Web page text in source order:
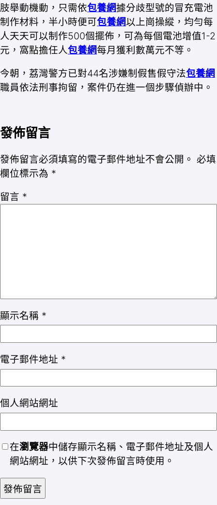
肢舉動機動，只需依包養網據分歧型號的冒充電池
制作材料，半小時便可包養網以上崗操縱，均勻每
人天天可以制作500個擺佈，可為每個電池增值1-2
元，窩點擔任人包養網每月獲利數萬元不等。
今朝，荔灣警方已對44名涉嫌制假售假守法包養網
職員依法刑事拘留，案件仍在進一個步驟偵辦中。
發佈留言
發佈留言必須填寫的電子郵件地址不會公開。 必填
欄位標示為 *
留言 *
顯示名稱 *
電子郵件地址 *
個人網站網址
在瀏覽器中儲存顯示名稱、電子郵件地址及個人
網站網址，以供下次發佈留言時使用。